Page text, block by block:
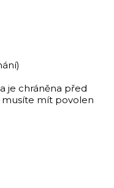
je chráněna před
musíte mít povolen